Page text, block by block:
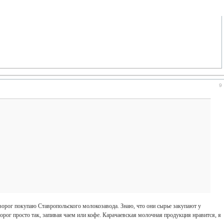
9
покупаю Ставропольского молокозавода. Знаю, что они сырье закупают у
просто так, запивая чаем или кофе. Карачаевская молочная продукция нравится, я